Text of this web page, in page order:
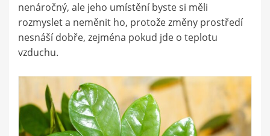
nenáročný, ale jeho umístění byste si měli
rozmyslet a neměnit ho, protože změny prostředí
nesnáší dobře, zejména pokud jde o teplotu
vzduchu.